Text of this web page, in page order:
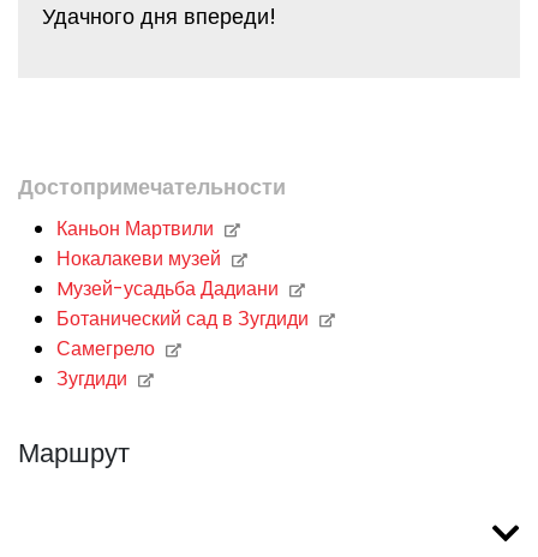
Удачного дня впереди!
Достопримечательности
Каньон Мартвили
Нокалакеви музей
Mузей-усадьба Дадиани
Ботанический сад в Зугдиди
Самегрело
Зугдиди
Маршрут